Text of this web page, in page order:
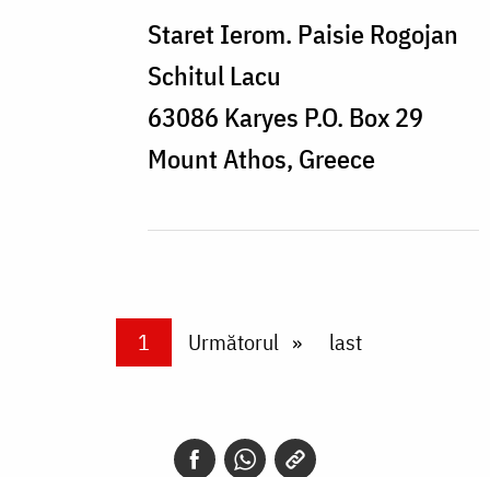
Staret Ierom. Paisie Rogojan
Schitul Lacu
63086 Karyes P.O. Box 29
Mount Athos, Greece
Current page
1 Next page
Următorul Last page
last